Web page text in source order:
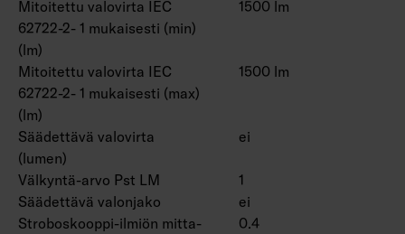
Mitoitettu valovirta IEC
62722-2- 1 mukaisesti (min)
(lm)
1500 lm
Mitoitettu valovirta IEC
62722-2- 1 mukaisesti (max)
(lm)
1500 lm
Säädettävä valovirta
(lumen)
ei
Välkyntä-arvo Pst LM
1
Säädettävä valonjako
ei
Stroboskooppi-ilmiön mitta-
0.4